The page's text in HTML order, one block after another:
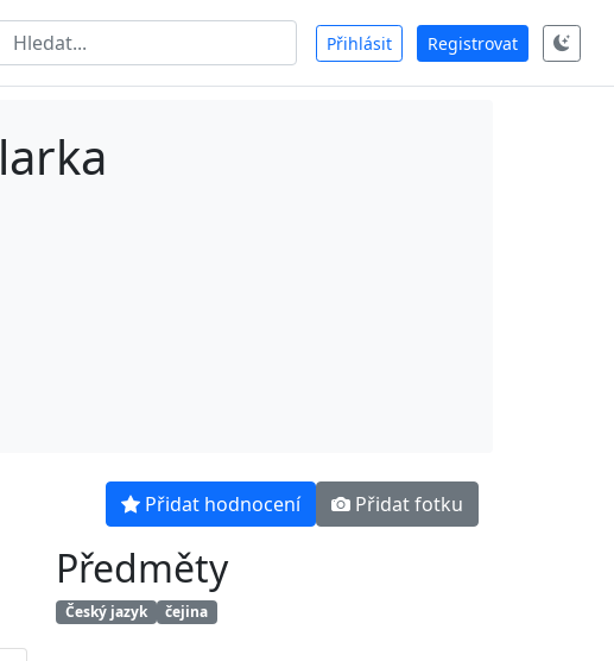
Přihlásit Registrovat
Přidat hodnocení Přidat fotku
Předměty
Český jazyk čejina